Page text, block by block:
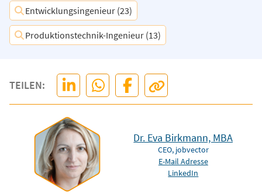
Entwicklungsingenieur (23)
Produktionstechnik-Ingenieur (13)
TEILEN:
Dr. Eva Birkmann, MBA
CEO, jobvector
E-Mail Adresse
LinkedIn